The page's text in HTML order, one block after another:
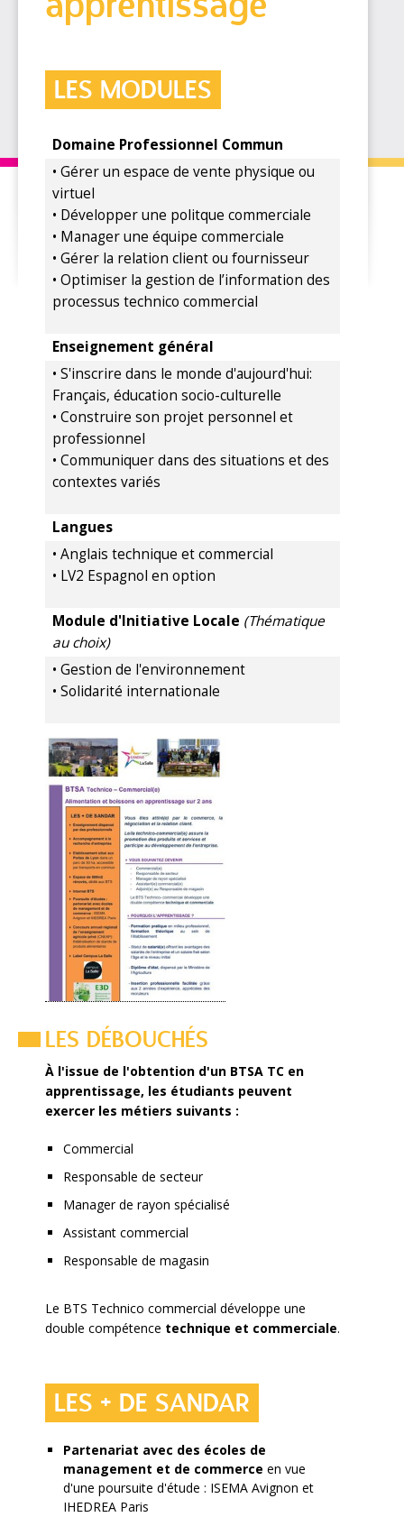
LES MODULES
Domaine Professionnel Commun
• Gérer un espace de vente physique ou
virtuel
• Développer une politque commerciale
• Manager une équipe commerciale
• Gérer la relation client ou fournisseur
• Optimiser la gestion de l’information des
processus technico commercial
Enseignement général
• S'inscrire dans le monde d'aujourd'hui:
Français, éducation socio-culturelle
• Construire son projet personnel et
professionnel
• Communiquer dans des situations et des
contextes variés
Langues
• Anglais technique et commercial
• LV2 Espagnol en option
Module d'Initiative Locale (Thématique
au choix)
• Gestion de l'environnement
• Solidarité internationale
LES DÉBOUCHÉS
À l'issue de l'obtention d'un BTSA TC en
apprentissage, les étudiants peuvent
exercer les métiers suivants :
Commercial
Responsable de secteur
Manager de rayon spécialisé
Assistant commercial
Responsable de magasin
Le BTS Technico commercial développe une
double compétence technique et commerciale.
LES + DE SANDAR
Partenariat avec des écoles de
management et de commerce en vue
d'une poursuite d'étude : ISEMA Avignon et
IHEDREA Paris